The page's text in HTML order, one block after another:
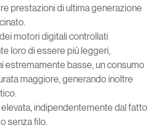
prestazioni di ultima generazione
motori digitali controllati
loro di essere più leggeri,
estremamente basse, un consumo
maggiore, generando inoltre
indipendentemente dal fatto
senza filo.